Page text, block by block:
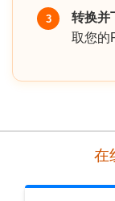
3 转换并
取您的
在